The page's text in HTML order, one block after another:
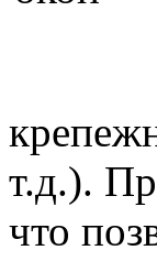
т.д.).
что